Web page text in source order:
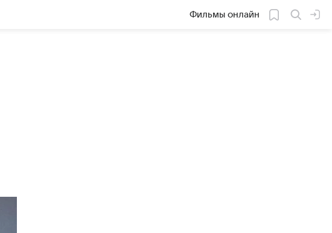
Фильмы онлайн